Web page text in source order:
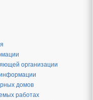
организации
домов
работах